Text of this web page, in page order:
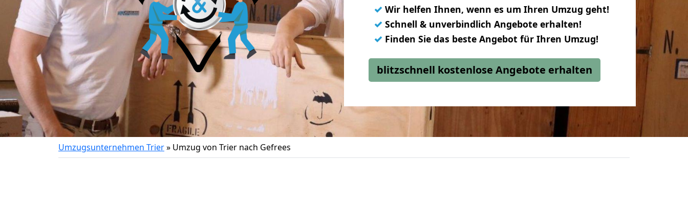
✓ Wir helfen Ihnen, wenn es um Ihren Umzug geht!
✓ Schnell & unverbindlich Angebote erhalten!
✓ Finden Sie das beste Angebot für Ihren Umzug!
blitzschnell kostenlose Angebote erhalten
Umzugsunternehmen Trier» Umzug von Trier nach Gefrees